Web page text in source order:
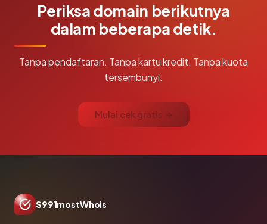
Periksa domain berikutnya
dalam beberapa detik.
Tanpa pendaftaran. Tanpa kartu kredit. Tanpa kuota
tersembunyi.
Mulai cek gratis →
S991mostWhois